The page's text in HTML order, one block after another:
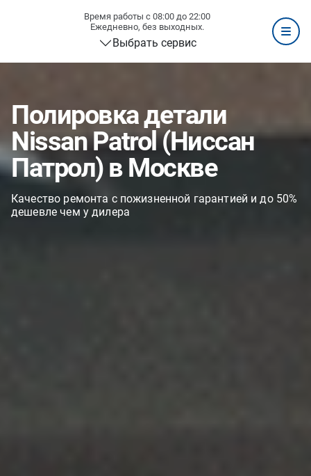
Время работы с 08:00 до 22:00
Ежедневно, без выходных.
Выбрать сервис
Полировка детали
Nissan Patrol (Ниссан
Патрол) в Москве
Качество ремонта с пожизненной гарантией и до 50%
дешевле чем у дилера